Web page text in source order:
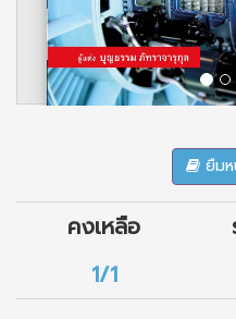
ยืมห
คงเหลือ
1/1